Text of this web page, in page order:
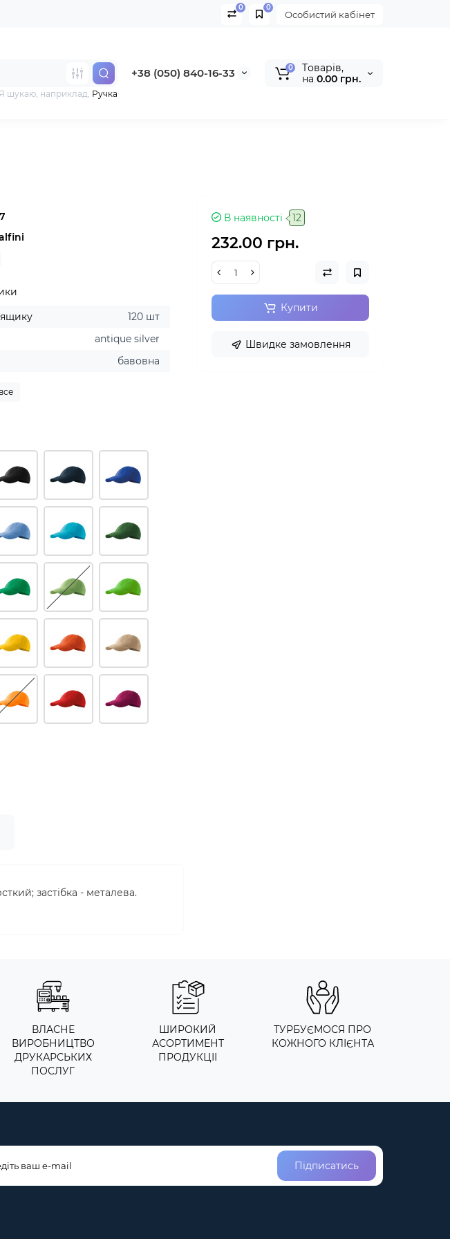
Особистий кабінет
0
0
+38 (050) 840-16-33
Я шукаю, наприклад, Ручка
0
Tоварів,
на 0.00 грн.
ящику
120 шт
antique silver
бавовна
В наявності 12
232.00 грн.
Купити
Швидке замовлення
застібка - металева.
ВЛАСНЕ
ВИРОБНИЦТВО
ДРУКАРСЬКИХ
ПОСЛУГ
ШИРОКИЙ
АСОРТИМЕНТ
ПРОДУКЦІІ
ТУРБУЄМОСЯ ПРО
КОЖНОГО КЛІЄНТА
Підписатись